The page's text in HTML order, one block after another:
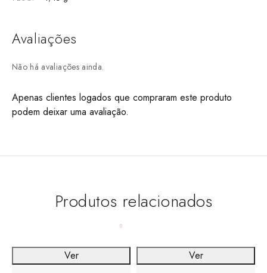
Avaliações
Não há avaliações ainda.
Apenas clientes logados que compraram este produto
podem deixar uma avaliação.
Produtos relacionados
Ver Ver